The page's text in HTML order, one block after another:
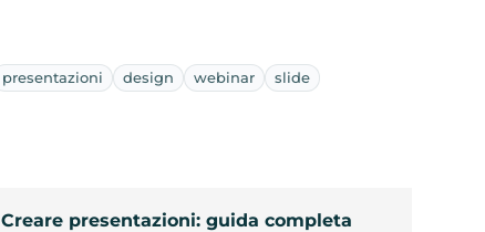
presentazioni design webinar slide
Creare presentazioni: guida completa